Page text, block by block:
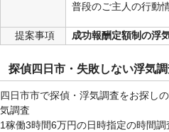
普段のご主人の行動
提案事項 成功報酬定額制の浮
探偵四日市・失敗しない浮気
四日市市で探偵・浮気調査をお探し
気調査
1稼働3時間6万円の日時指定の時間調